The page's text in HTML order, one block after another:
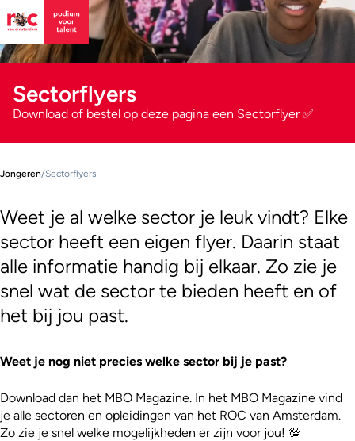
Sectorflyers
Download of bestel op deze pagina een Sectorflyer ✅
Jongeren/Sectorflyers
Weet je al welke sector je leuk vindt? Elke
sector heeft een eigen flyer. Daarin staat
alle informatie handig bij elkaar. Zo zie je
snel wat de sector te bieden heeft en of
het bij jou past.
Weet je nog niet precies welke sector bij je past?
Download dan het MBO Magazine. In het MBO Magazine vind
je alle sectoren en opleidingen van het ROC van Amsterdam.
Zo zie je snel welke mogelijkheden er zijn voor jou! 💯